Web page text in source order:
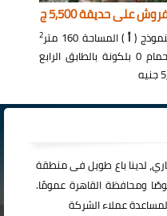
على حديقة 5,500 ج
(أ) المساحة 160 متر 2
تطل على حديقة تشمل 0 نوم 0 حمام 0 بلكونة بالطابق الرابع
لدينا باع طويل فى منطقة
ومحافظة القاهرة عمومًا.
عملاء الشركة